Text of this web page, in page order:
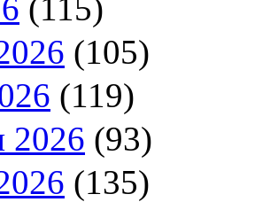
(115)
(105)
(119)
2026 (93)
(135)